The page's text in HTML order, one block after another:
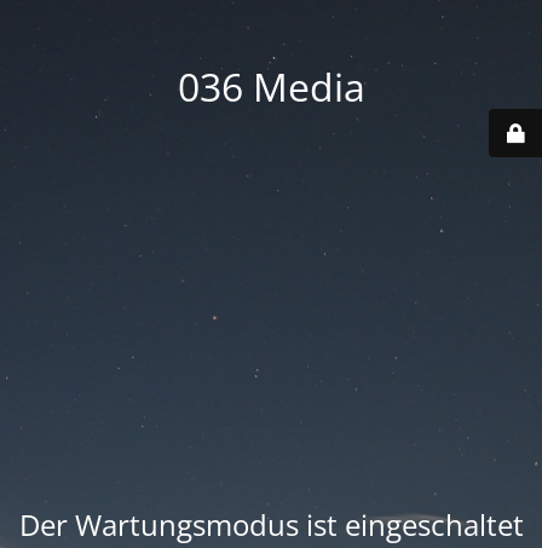
036 Media
Der Wartungsmodus ist eingeschaltet